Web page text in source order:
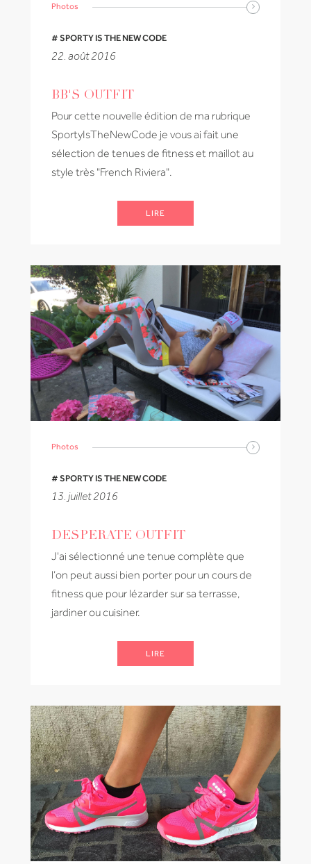
Photos
# SPORTY IS THE NEW CODE
22. août 2016
BB'S OUTFIT
Pour cette nouvelle édition de ma rubrique
SportyIsTheNewCode je vous ai fait une
sélection de tenues de fitness et maillot au
style très "French Riviera".
LIRE
Photos
# SPORTY IS THE NEW CODE
13. juillet 2016
DESPERATE OUTFIT
J'ai sélectionné une tenue complète que
l’on peut aussi bien porter pour un cours de
fitness que pour lézarder sur sa terrasse,
jardiner ou cuisiner.
LIRE